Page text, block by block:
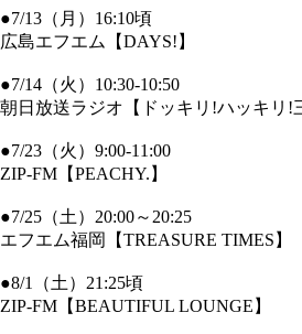
●7/13（月）16:10頃
広島エフエム【DAYS!】
●7/14（火）10:30-10:50
朝日放送ラジオ【ドッキリ!ハッキリ!
●7/23（火）9:00-11:00
ZIP-FM【PEACHY.】
●7/25（土）20:00～20:25
エフエム福岡【TREASURE TIMES】
●8/1（土）21:25頃
ZIP-FM【BEAUTIFUL LOUNGE】